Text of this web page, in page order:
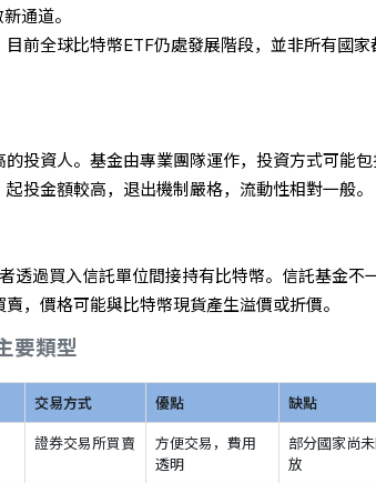
通道。
前全球比特幣ETF仍處發展階段，並非所有國家
投資人。基金由專業團隊運作，投資方式可能
投金額較高，退出機制嚴格，流動性相對一般。
透過買入信託單位間接持有比特幣。信託基金不
，價格可能與比特幣現貨產生溢價或折價。
要類型
交易方式 優點 缺點
證券交易所買賣
方便交易，費用
透明
部分國家尚
放